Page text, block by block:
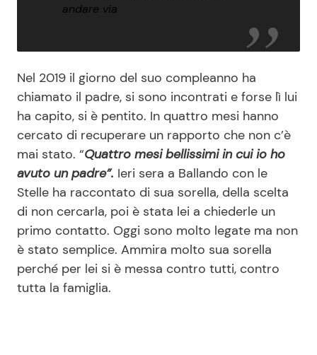
andare via
Nel 2019 il giorno del suo compleanno ha
chiamato il padre, si sono incontrati e forse lì lui
ha capito, si è pentito. In quattro mesi hanno
cercato di recuperare un rapporto che non c’è
mai stato. “Quattro mesi bellissimi in cui io ho
avuto un padre”. Ieri sera a Ballando con le
Stelle ha raccontato di sua sorella, della scelta
di non cercarla, poi è stata lei a chiederle un
primo contatto. Oggi sono molto legate ma non
è stato semplice. Ammira molto sua sorella
perché per lei si è messa contro tutti, contro
tutta la famiglia.